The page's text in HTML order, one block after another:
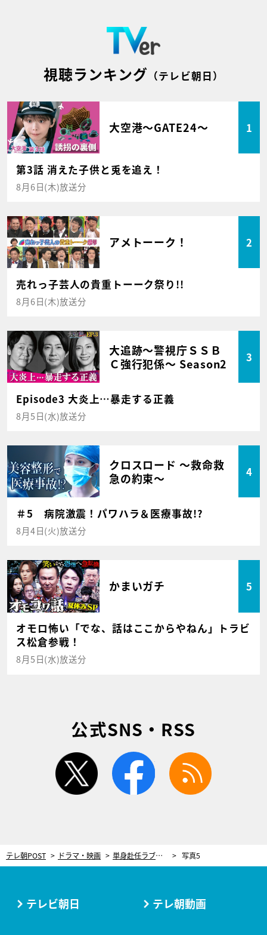
視聴ランキング （テレビ朝日）
大空港～GATE24～ 1
第3話 消えた子供と兎を追え！
8月6日(木)放送分
アメトーーク！ 2
売れっ子芸人の貴重トーーク祭り!!
8月6日(木)放送分
大追跡～警視庁ＳＳＢ
Ｃ強行犯係～ Season2
3
Episode3 大炎上…暴走する正義
8月5日(水)放送分
クロスロード ～救命救
急の約束～
4
＃5 病院激震！パワハラ＆医療事故!?
8月4日(火)放送分
かまいガチ 5
オモロ怖い「でな、話はここからやねん」トラビ
ス松倉参戦！
8月5日(水)放送分
公式SNS・RSS
twitter facebook
テレ朝POST ドラマ・映画 単身赴任ラブサスペンス＆パラサイト不倫…！土曜深夜の“ドロヤバ”恋愛2作にツッコミがとまらない 写真5
テレビ朝日 テレ朝動画